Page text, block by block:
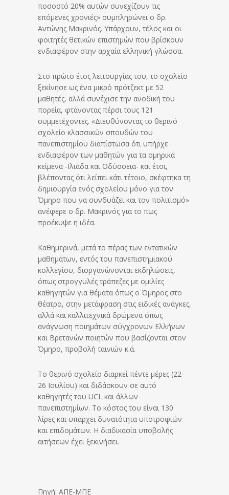
ποσοστό 20% αυτών συνεχίζουν τις
επόμενες χρονιές» συμπληρώνει ο δρ.
Αντώνης Μακρινός. Υπάρχουν, τέλος και οι
φοιτητές θετικών επιστημών που βρίσκουν
ενδιαφέρον στην αρχαία ελληνική γλώσσα.
Στο πρώτο έτος λειτουργίας του, το σχολείο
ξεκίνησε ως ένα μικρό πρότζεκτ με 52
μαθητές, αλλά συνέχισε την ανοδική του
πορεία, φτάνοντας πέρσι τους 121
συμμετέχοντες. «Διευθύνοντας το θερινό
σχολείο κλασσικών σπουδών του
πανεπιστημίου διαπίστωσα ότι υπήρχε
ενδιαφέρον των μαθητών για τα ομηρικά
κείμενα -Ιλιάδα και Οδύσσεια- και έτσι,
βλέποντας ότι λείπει κάτι τέτοιο, σκέφτηκα τη
δημιουργία ενός σχολείου μόνο για τον
Όμηρο που να συνδυάζει και τον πολιτισμό»
ανέφερε ο δρ. Μακρινός για το πως
προέκυψε η ιδέα.
Καθημερινά, μετά το πέρας των εντατικών
μαθημάτων, εντός του πανεπιστημιακού
κολλεγίου, διοργανώνονται εκδηλώσεις,
όπως στρογγυλές τράπεζες με ομιλίες
καθηγητών για θέματα όπως ο Όμηρος στο
θέατρο, στην μετάφραση στις ειδικές ανάγκες,
αλλά και καλλιτεχνικά δρώμενα όπως
ανάγνωση ποιημάτων σύγχρονων Ελλήνων
και Βρετανών ποιητών που βασίζονται στον
Όμηρο, προβολή ταινιών κ.ά.
Το θερινό σχολείο διαρκεί πέντε μέρες (22-
26 Ιουλίου) και διδάσκουν σε αυτό
καθηγητές του UCL και άλλων
πανεπιστημίων. Το κόστος του είναι 130
λίρες και υπάρχει δυνατότητα υποτροφιών
και επιδομάτων. Η διαδικασία υποβολής
αιτήσεων έχει ξεκινήσει.
Πηγή: ΑΠΕ-ΜΠΕ